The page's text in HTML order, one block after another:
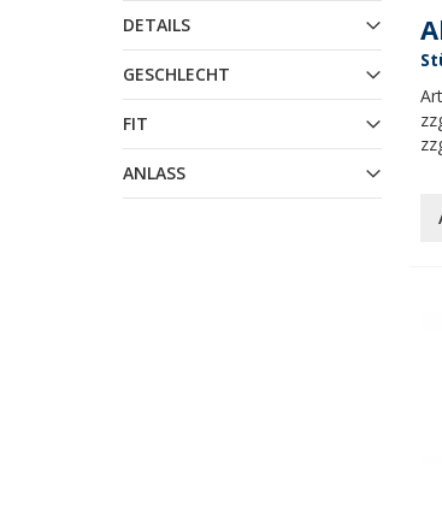
DETAILS
GESCHLECHT
FIT
ANLASS